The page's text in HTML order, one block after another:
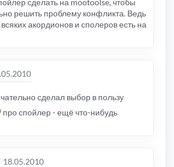
решить проблему конфликта. Ведь
всяких акордионов и сполеров есть на
сделал выбор в пользу
про спойлер - ещё что-нибудь
Сообщение
18.05.2010